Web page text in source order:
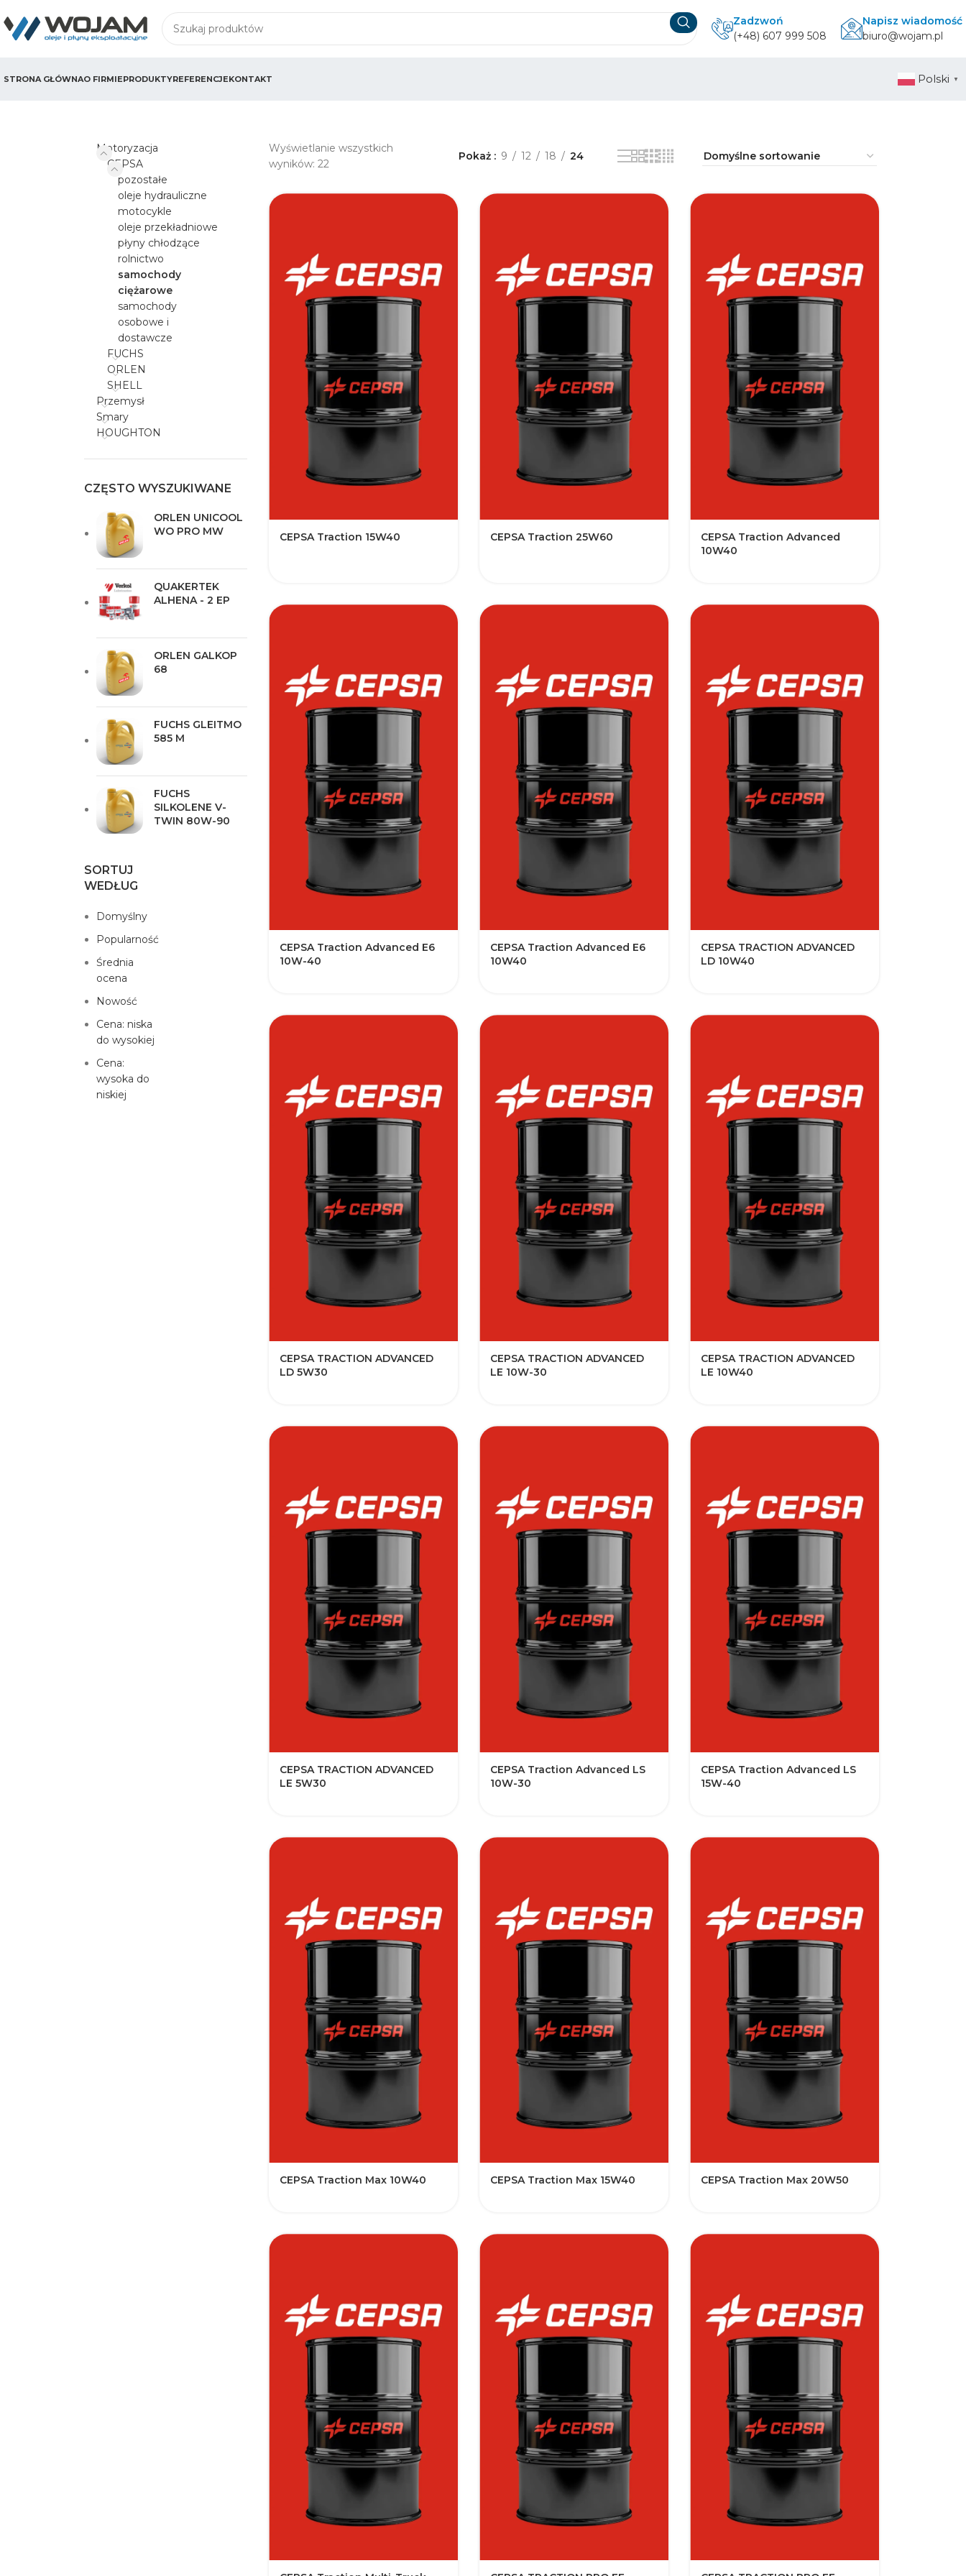
Zadzwoń
(+48) 607 999 508
Napisz wiadomość
biuro@wojam.pl
STRONA GŁÓWNAO FIRMIEPRODUKTYREFERENCJEKONTAKT Polski ▼
Motoryzacja
CEPSA
pozostałe
oleje hydrauliczne
motocykle
oleje przekładniowe
płyny chłodzące
rolnictwo
samochody
ciężarowe
samochody
osobowe i
dostawcze
FUCHS
ORLEN
SHELL
Przemysł
Smary
HOUGHTON
CZĘSTO WYSZUKIWANE
ORLEN UNICOOL
WO PRO MW
QUAKERTEK
ALHENA - 2 EP
ORLEN GALKOP
68
FUCHS GLEITMO
585 M
FUCHS
SILKOLENE V-
TWIN 80W-90
SORTUJ
WEDŁUG
Domyślny
Popularność
Średnia
ocena
Nowość
Cena: niska
do wysokiej
Cena:
wysoka do
niskiej
Wyświetlanie wszystkich
wyników: 22
Pokaż 9 12 18 24
CEPSA Traction 15W40 CEPSA Traction 25W60
CEPSA Traction Advanced
10W40
CEPSA Traction Advanced E6
10W-40
CEPSA Traction Advanced E6
10W40
CEPSA TRACTION ADVANCED
LD 10W40
CEPSA TRACTION ADVANCED
LD 5W30
CEPSA TRACTION ADVANCED
LE 10W-30
CEPSA TRACTION ADVANCED
LE 10W40
CEPSA TRACTION ADVANCED
LE 5W30
CEPSA Traction Advanced LS
10W-30
CEPSA Traction Advanced LS
15W-40
CEPSA Traction Max 10W40 CEPSA Traction Max 15W40 CEPSA Traction Max 20W50